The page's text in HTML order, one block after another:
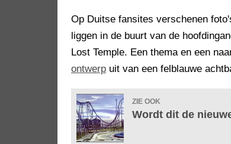
Op Duitse fansites verschenen
liggen in de buurt van de
Lost Temple. Een thema en een
ontwerp uit van een felblauwe
ZIE OOK
Wordt dit de